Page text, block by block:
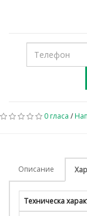
0 гласа /
Описание
Техническа